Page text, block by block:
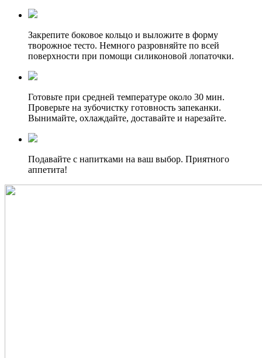
Закрепите боковое кольцо и выложите в форму
творожное тесто. Немного разровняйте по всей
поверхности при помощи силиконовой лопаточки.
Готовьте при средней температуре около 30 мин.
Проверьте на зубочистку готовность запеканки.
Вынимайте, охлаждайте, доставайте и нарезайте.
Подавайте с напитками на ваш выбор. Приятного
аппетита!